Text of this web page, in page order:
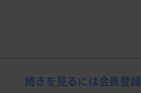
続きを見るには会員登録